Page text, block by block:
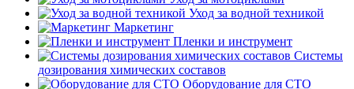
Уход за водной техникой
Маркетинг
Пленки и инструмент
Системы
дозирования химических составов
Оборудование для СТО